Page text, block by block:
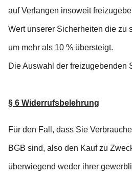
auf Verlangen insoweit
Wert unserer Sicherheiten die zu
um mehr als 10 % übersteigt.
Die Auswahl der freizugebenden
§ 6 Widerrufsbelehrung
Für den Fall, dass Sie
BGB sind, also den Kauf zu
überwiegend weder ihrer